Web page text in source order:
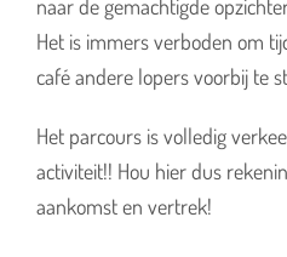
naar de gemachtigde
Het is immers verboden om
café andere lopers voorbij te
Het parcours is volledig
activiteit!! Hou hier dus
aankomst en vertrek!